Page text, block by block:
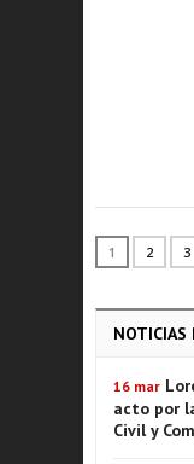
1 2 3
NOTICIAS
16 mar
acto por
Civil y